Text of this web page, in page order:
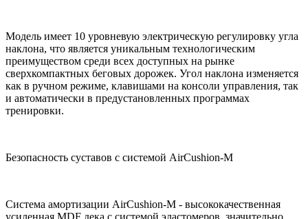
Модель имеет 10 уровневую электрическую регулировку угла
наклона, что является уникальным технологическим
преимуществом среди всех доступных на рынке
сверхкомпактных беговых дорожек. Угол наклона изменяется
как в ручном режиме, клавишами на консоли управления, так
и автоматически в предустановленных программах
тренировки.
Безопасность суставов с системой AirCushion-M
Система амортизации AirCushion-M - высококачественная